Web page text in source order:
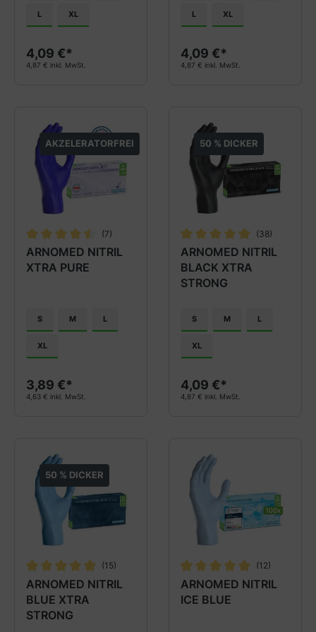
L XL
4,09 €*
4,87 € inkl. MwSt.
L XL
4,09 €*
4,87 € inkl. MwSt.
AKZELERATORFREI
ARNOMED NITRIL
XTRA PURE
Durchschnittliche Bewertung von 4.4 von 5 Sternen
(7)
S M L
XL
3,89 €*
4,63 € inkl. MwSt.
50 % DICKER
ARNOMED NITRIL
BLACK XTRA
STRONG
Durchschnittliche
(38)
S M L
XL
4,09 €*
4,87 € inkl. MwSt.
50 % DICKER
ARNOMED NITRIL
BLUE XTRA
STRONG
Durchschnittliche Bewertung von 4.9 von 5 Sternen
(15)
ARNOMED NITRIL
ICE BLUE
Durchschnittliche
(12)